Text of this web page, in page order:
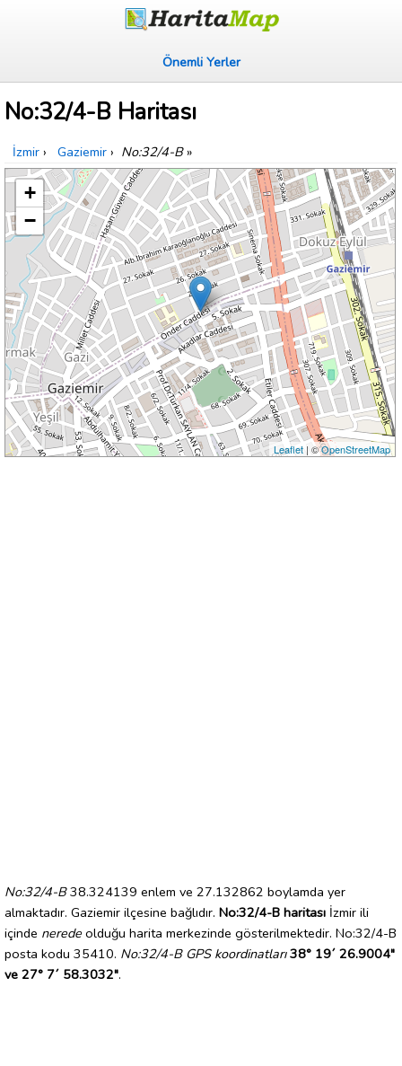
Önemli Yerler
No:32/4-B Haritası
İzmir › Gaziemir › No:32/4-B»
+
−
Leaflet| ©OpenStreetMap
No:32/4-B38.324139 enlem ve 27.132862 boylamda yer
almaktadır. Gaziemir ilçesine bağlıdır. No:32/4-B haritası İzmir ili
içinde nerede olduğu harita merkezinde gösterilmektedir. No:32/4-B
posta kodu 35410. No:32/4-B GPS koordinatları 38° 19´ 26.9004"
ve 27° 7´ 58.3032".